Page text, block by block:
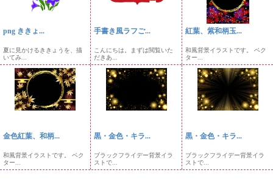
png ききょ...
夏に見かけるききょうを、描
いてみ...
手書き風ラフご...
こんにちは。まずは閲覧いた
だきあ...
紅葉、紫和柄玉...
和風背景イラストです。 ベク
ター...
金色紅葉、和柄...
和風背景イラストです。 ベク
ター...
黒・金色・キラ...
ブラックフライデー背景イラ
ストで...
黒・金色・キラ...
ブラックフライデー背景イラ
ストで...